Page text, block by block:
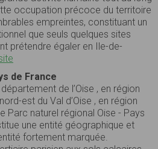
occupation précoce du territoire
empreintes, constituant un
que seuls quelques sites
prétendre égaler en Ile-de-
de France
de l’Oise , en région
est du Val d’Oise , en région
Parc naturel régional Oise - Pays
une entité géographique et
fortement marquée.